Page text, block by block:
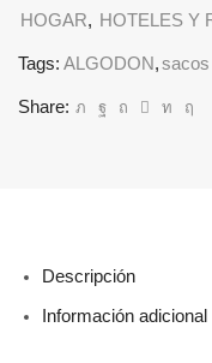
HOGAR, HOTELES Y
Tags: ALGODON,sacos
Share:
Descripción
Información adicional